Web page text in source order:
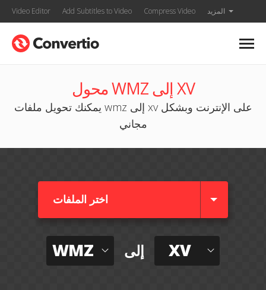
Video Editor Add Subtitles to Video Compress Video المزيد
محول WMZ إلى XV
يمكنك تحويل ملفات wmz إلى xv على الإنترنت وبشكل
مجاني
اختر الملفات
WMZ إلى XV